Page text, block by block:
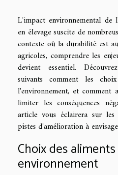
L'impact environnemental de
en élevage suscite de
contexte où la durabilité est
agricoles, comprendre les
devient essentiel.
suivants comment les
l'environnement, et
limiter les conséquences
article vous éclairera sur
pistes d'amélioration à
Choix des
environnement